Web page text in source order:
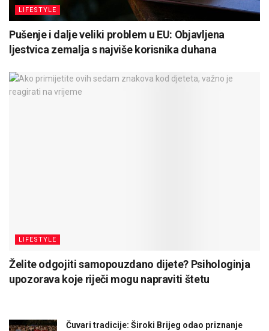
LIFESTYLE
Pušenje i dalje veliki problem u EU: Objavljena
ljestvica zemalja s najviše korisnika duhana
LIFESTYLE
Želite odgojiti samopouzdano dijete? Psihologinja
upozorava koje riječi mogu napraviti štetu
Čuvari tradicije: Široki Brijeg odao priznanje